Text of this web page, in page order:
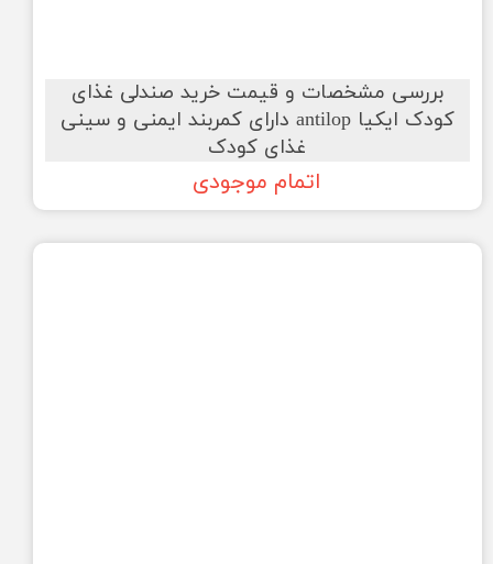
بررسی مشخصات و قیمت خرید صندلی غذای
کودک ایکیا antilop دارای کمربند ایمنی و سینی
غذای کودک
اتمام موجودی